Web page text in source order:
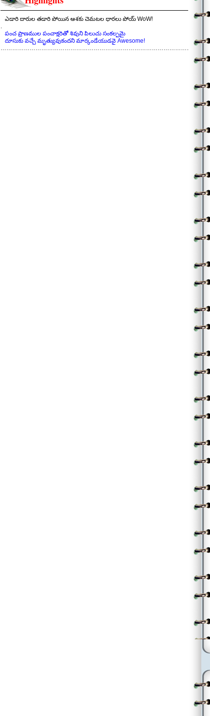
కుత్తుక కోసే కత్తి కొనలు… కత్తి కొనలు
కుత్తుక కోసే కత్తి కొనలు దరి దాపుకు చేరని దూకుడువై
ఆయువు తీసే ఆపద కూడా అలసటతో ఆగేలా చెయ్
కాలాశ్వంపై స్వారీ చెయ్
||పరుగులు తీయ్||
ఎడారి దారుల తడారి పోయిన ఆశకు చెమటల ధారలు పోయ్ WoW!
.
పంచ ప్రాణముల పంచాక్షరితో శివుని పిలుచు సంకల్పమై
దూసుకు వచ్చే మృత్యువుకందని మార్కండేయుడవై Awesome!
………………………………………………………………………………………………..